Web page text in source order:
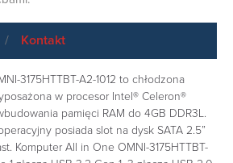
Kontakt
3175HTTBT-A2-1012 to chłodzona
w procesor Intel® Celeron®
pamięci RAM do 4GB DDR3L.
posiada slot na dysk SATA 2.5”
Komputer All in One OMNI-3175HTTBT-